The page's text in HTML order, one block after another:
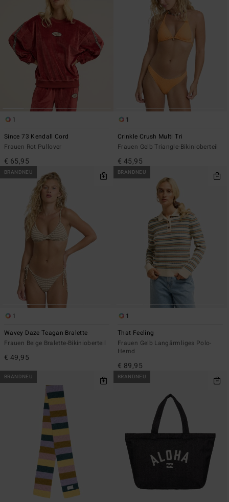
1
Since 73 Kendall Cord
Frauen Rot Pullover
€ 65,95
1
Crinkle Crush Multi Tri
Frauen Gelb Triangle-Bikinioberteil
€ 45,95
BRANDNEU
1
Wavey Daze Teagan Bralette
Frauen Beige Bralette-Bikinioberteil
€ 49,95
BRANDNEU
1
That Feeling
Frauen Gelb Langärmliges Polo-
Hemd
€ 89,95
BRANDNEU BRANDNEU